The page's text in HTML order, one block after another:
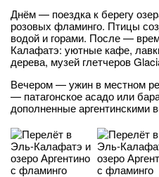
Днём — поездка к берегу
розовых фламинго. Птицы
водой и горами. После —
Калафатэ: уютные кафе,
дерева, музей глетчеров
Вечером — ужин в местном
— патагонское асадо или
дополненные аргентинскими